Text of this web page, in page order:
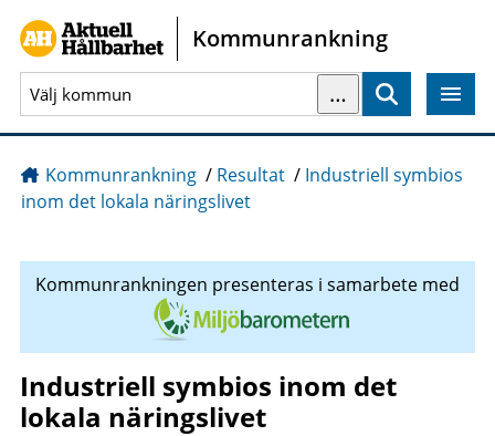
Gå direkt till sidans innehåll
Kommunrankning
…
Kommunrankning / Resultat / Industriell symbios
inom det lokala näringslivet
Kommunrankningen presenteras i samarbete med
Industriell symbios inom det
lokala näringslivet